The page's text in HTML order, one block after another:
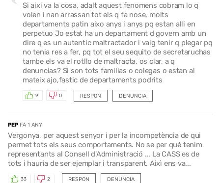
Si aixi va la cosa, adalt aquest fenomens cobram lo q
volen i nan arrassan tot els q fa nose, molts
departaments patin aixo anys i anys pq estan alli en
perpetuo Jo estat ha un departament d govern amb un
dire q es un autentic maltractador i vaig tenir q plegar pq
no tenia res a fer, pq tot el seu sequito de secretaruchas
tambe els va el rotllo de maltracta, os clar, a q
denuncias? Si son tots familias o colegas o estan al
mateix ajo,fastic de departaments podrits
RESPON
9 0 DENUNCIA
PEP FA 1 ANY
Vergonya, per aquest senyor i per la incompetència de qui
permet tots els seus comportaments. No se per qué tenim
representants al Consell d'Administració ... La CASS es de
tots i hauria de ser ejemplar i transparent. Aixì ens va...
RESPON
33 2 DENUNCIA